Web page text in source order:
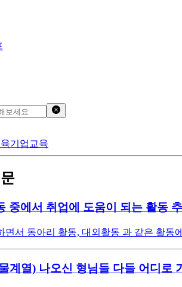
기업교육
중에서 취업에 도움이 되는 활동
면서 동아리 활동, 대외활동 과 같은 활동
계열) 나오신 형님들 다들 어디로